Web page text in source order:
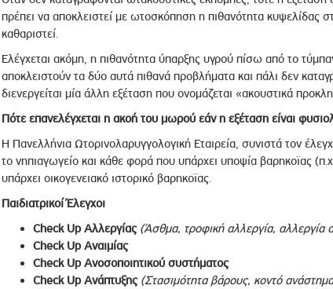
πρέπει να αποκλειστεί με ωτοσκόπηση η πιθανότητα κυψελίδας
καθαριστεί.
Ελέγχεται ακόμη, η πιθανότητα ύπαρξης υγρού πίσω από το
αποκλειστούν τα δύο αυτά πιθανά προβλήματα και πάλι δεν
διενεργείται μία άλλη εξέταση που ονομάζεται «ακουστικά
Πότε επανελέγχεται η ακοή του μωρού εάν η εξέταση είναι
Η Πανελλήνια Ωτορινολαρυγγολογική Εταιρεία, συνιστά τον
το νηπιαγωγείο και κάθε φορά που υπάρχει υποψία βαρηκοϊας
υπάρχει οικογενειακό ιστορικό βαρηκοϊας.
Παιδιατρικοί Έλεγχοι
Check Up Αλλεργίας (Άσθμα, τροφική αλλεργία,
Check Up Αναιμίας
Check Up Ανοσοποιητικού συστήματος
Check Up Ανάπτυξης (Στασιμότητα βάρους, κοντό